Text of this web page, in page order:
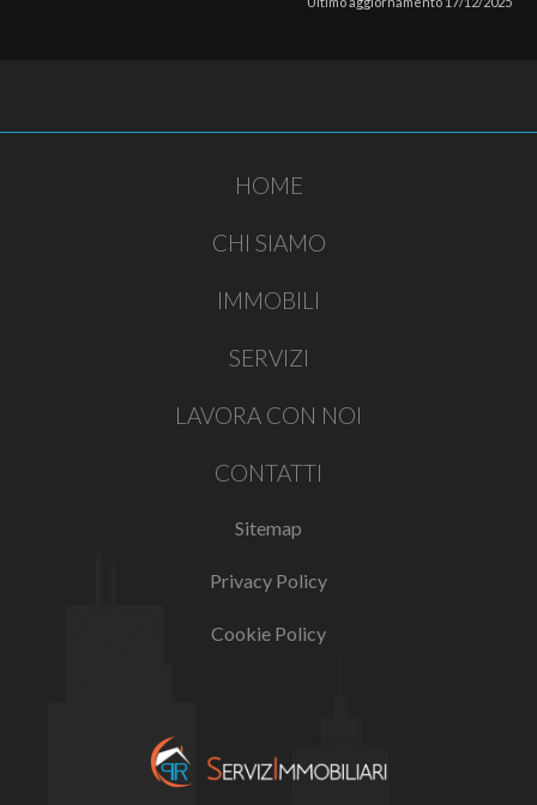
HOME
CHI SIAMO
IMMOBILI
SERVIZI
LAVORA CON NOI
CONTATTI
Sitemap
Privacy Policy
Cookie Policy